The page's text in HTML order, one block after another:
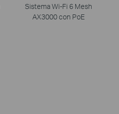
Sistema Wi-Fi 6 Mesh
AX3000 con PoE